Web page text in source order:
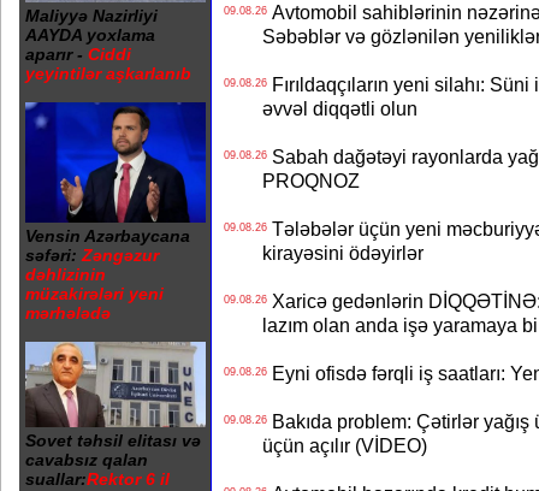
Maliyyə Nazirliyi
AAYDA yoxlama
aparır - Ciddi
yeyintilər aşkarlanıb
Vensin Azərbaycana
səfəri: Zəngəzur
dəhlizinin
müzakirələri yeni
mərhələdə
Sovet təhsil elitası və
cavabsız qalan
suallar:Rektor 6 il
09.08.26Avtomobil sahiblərinin
Səbəblər və gözlənilən
09.08.26Fırıldaqçıların yeni silahı:
əvvəl diqqətli olun
09.08.26Sabah dağətəyi rayonlarda
PROQNOZ
09.08.26Tələbələr üçün yeni
kirayəsini ödəyirlər
09.08.26Xaricə gedənlərin DİQQƏTİNƏ:
lazım olan anda işə yaramaya
09.08.26Eyni ofisdə fərqli iş saatları:
09.08.26Bakıda problem: Çətirlər
üçün açılır (VİDEO)